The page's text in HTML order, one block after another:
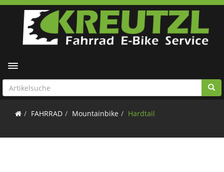
Toggle navigation
FAHRRAD Mountainbike Hardtail